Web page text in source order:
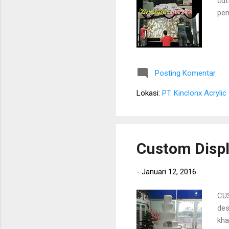
Posting Komentar
Lokasi: PT. Kinclonx
Custom
- Januari 12, 2016